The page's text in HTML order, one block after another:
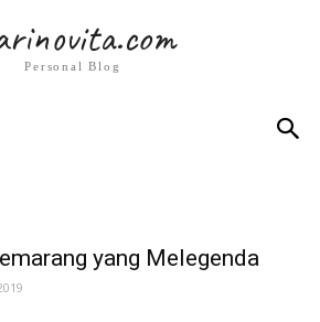
Personal Blog
yang Melegenda